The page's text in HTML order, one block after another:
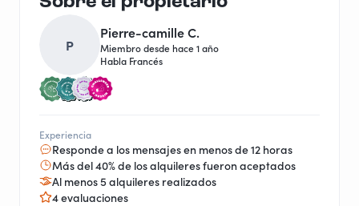
P
Pierre-camille C.
Miembro desde hace 1 año
Habla Francés
Experiencia
Responde a los mensajes en menos de 12 horas
Más del 40% de los alquileres fueron aceptados
Al menos 5 alquileres realizados
4 evaluaciones